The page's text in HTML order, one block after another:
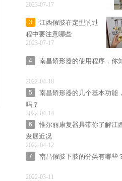
问题？
2023-07-17
3
江西假肢在定型的过
程中要注意哪些
2023-07-17
4 南昌矫形器的使用程序，你
2022-04-18
5
南昌矫形器的几个基本功能
吗？
2022-04-14
6
惟尔丽康复器具带你了解江
发展近况
2022-04-12
7
南昌假肢下肢的分类有哪些
2022-03-11